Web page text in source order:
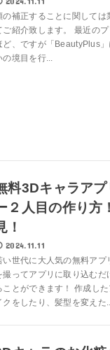
の補正することに関して
ご紹介致します。 最近の
ど、ですが「BeautyPlus
の境目を行...
料3Dキャラア
２人目の作り方
！
2024.11.11
い世代に大人気の無料アプ
撮ってアプリに取り込むだ
ことができます！ 作成し
クをしたり、髪型を変えた...